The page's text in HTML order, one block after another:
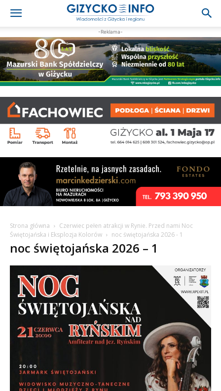
-Reklama-
Strona główna
Czerwiec pełen atrakcji w Rynie. Przed nami Noc
Świętojańska i Eksplozja Kolorów
noc świętojańska 2026 - 1
noc świętojańska 2026 – 1